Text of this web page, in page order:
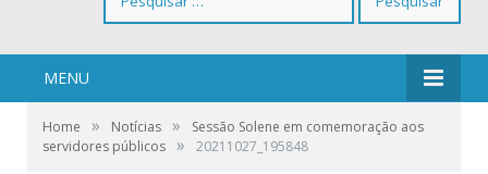
por:
MENU
Home » Notícias »
Sessão Solene em comemoração aos
servidores públicos » 20211027_195848